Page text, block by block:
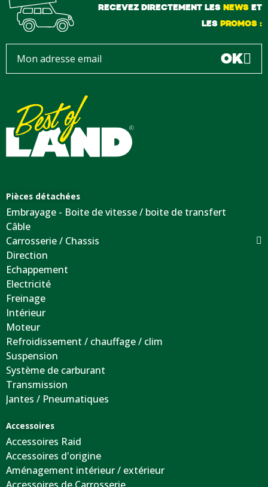
RECEVEZ DIRECTEMENT LES NEWSET
LES PROMOS :
OK
Pièces détachées
Embrayage - Boite de vitesse / boite de transfert
Câble
Carrosserie / Chassis
Direction
Echappement
Electricité
Freinage
Intérieur
Moteur
Refroidissement / chauffage / clim
Suspension
Système de carburant
Transmission
Jantes / Pneumatiques
Accessoires
Accessoires Raid
Accessoires d'origine
Aménagement intérieur / extérieur
Accessoires de Carrosserie